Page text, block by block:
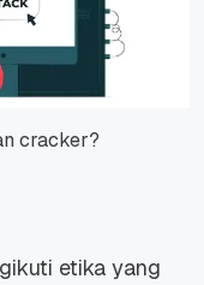
cracker?
etika yang